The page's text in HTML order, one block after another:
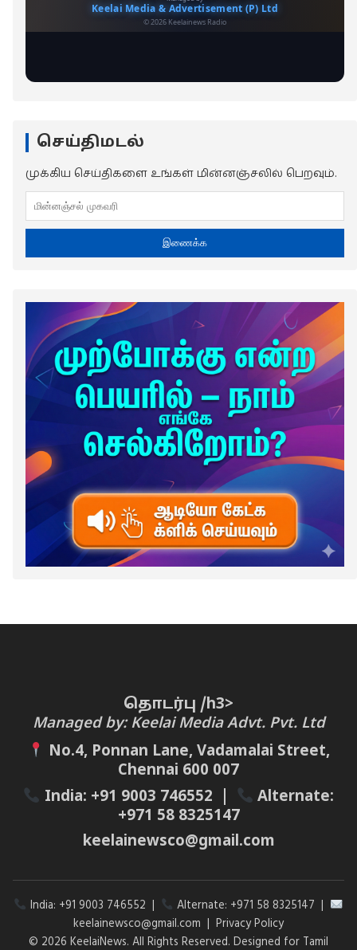
செய்திமடல்
முக்கிய செய்திகளை உங்கள் மின்னஞ்சலில் பெறவும்.
இணைக்க
தொடர்பு /h3>
Managed by: Keelai Media Advt. Pvt. Ltd
No.4, Ponnan Lane, Vadamalai Street,
Chennai 600 007
India: +91 9003 746552
Alternate:
+971 58 8325147
keelainewsco@gmail.com
India: +91 9003 746552 Alternate: +971 58 8325147
keelainewsco@gmail.com
Privacy Policy
© 2026 KeelaiNews. All Rights Reserved. Designed for Tamil